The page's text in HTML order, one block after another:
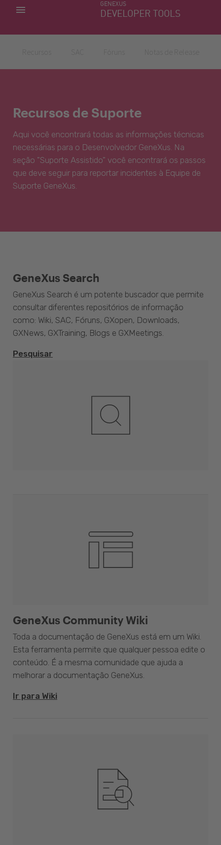
GENEXUS
DEVELOPER TOOLS
MINHAS APLICACÕES
Recursos de Suporte
Aqui você encontrará todas as informações técnicas
necessárias para o Desenvolvedor GeneXus. Na
seção "Suporte Assistido" você encontrará os passos
que deve seguir para reportar incidentes à Equipe de
Suporte GeneXus.
GeneXus Community Wiki
Toda a documentação de GeneXus está em um Wiki.
Esta ferramenta permite que qualquer pessoa edite o
conteúdo. É a mesma comunidade que ajuda a
melhorar a documentação GeneXus.
Ir para Wiki
GeneXus Search
GeneXus Search é um potente buscador que permite
consultar diferentes repositórios de informação
como: Wiki, SAC, Fóruns, GXopen, Downloads,
GXNews, GXTraining, Blogs e GXMeetings.
Pesquisar